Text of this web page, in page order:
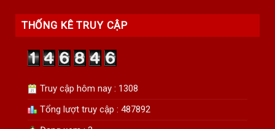
THỐNG KÊ TRUY CẬP
Truy cập hôm nay : 1308
Tổng lượt truy cập : 487892